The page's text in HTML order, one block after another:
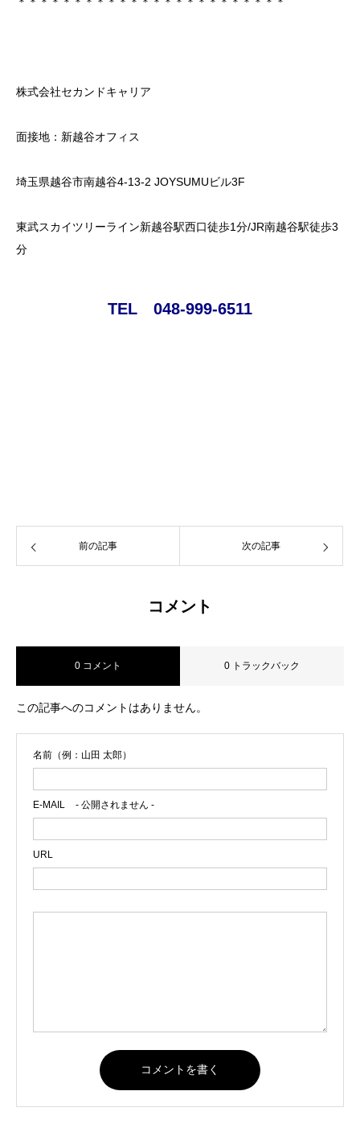
株式会社セカンドキャリア
面接地：新越谷オフィス
埼玉県越谷市南越谷4-13-2 JOYSUMUビル3F
東武スカイツリーライン新越谷駅西口徒歩1分/JR南越谷駅徒歩3
分
TEL 048-999-6511
前の記事 次の記事
コメント
0 コメント 0 トラックバック
この記事へのコメントはありません。
名前（例：山田 太郎）
E-MAIL - 公開されません -
URL